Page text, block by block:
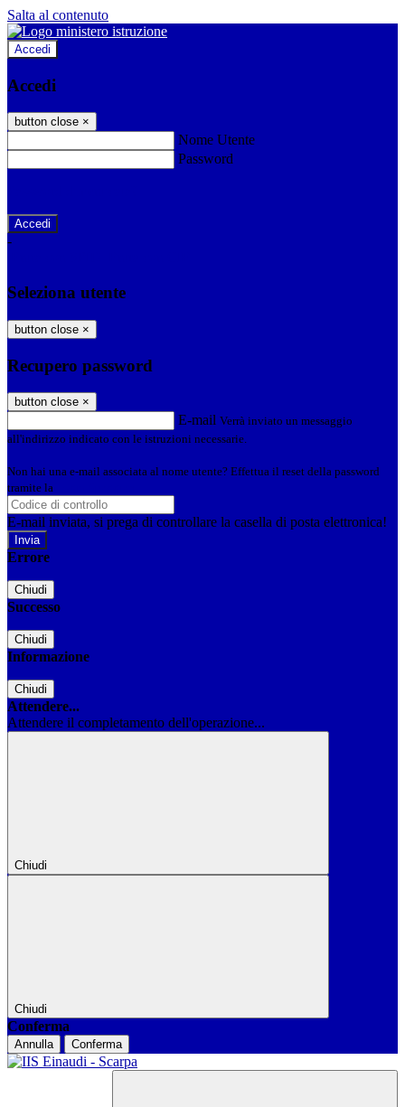
Salta al contenuto
Accedi
Accedi
button close ×
Nome Utente
Password
-
Seleziona utente
button close ×
Recupero password
button close ×
E-mail Verrà inviato un messaggio
all'indirizzo indicato con le istruzioni necessarie.
Non hai una e-mail associata al nome utente? Effettua il reset della password
tramite la
E-mail inviata, si prega di controllare la casella di posta elettronica!
Errore
Chiudi
Successo
Chiudi
Informazione
Chiudi
Attendere...
Attendere il completamento dell'operazione...
Chiudi
Chiudi
Conferma
Annulla Conferma